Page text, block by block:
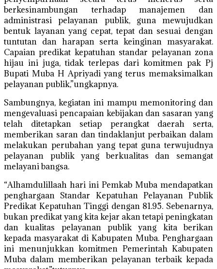
berkesinambungan terhadap manajemen dan
administrasi pelayanan publik, guna mewujudkan
bentuk layanan yang cepat, tepat dan sesuai dengan
tuntutan dan harapan serta keinginan masyarakat.
Capaian predikat kepatuhan standar pelayanan zona
hijau ini juga, tidak terlepas dari komitmen pak Pj
Bupati Muba H Apriyadi yang terus memaksimalkan
pelayanan publik,”ungkapnya.
Sambungnya, kegiatan ini mampu memonitoring dan
mengevaluasi pencapaian kebijakan dan sasaran yang
telah ditetapkan setiap perangkat daerah serta,
memberikan saran dan tindaklanjut perbaikan dalam
melakukan perubahan yang tepat guna terwujudnya
pelayanan publik yang berkualitas dan semangat
melayani bangsa.
“Alhamdulillaah hari ini Pemkab Muba mendapatkan
penghargaan Standar Kepatuhan Pelayanan Publik
Predikat Kepatuhan Tinggi dengan 81.95. Sebenarnya,
bukan predikat yang kita kejar akan tetapi peningkatan
dan kualitas pelayanan publik yang kita berikan
kepada masyarakat di Kabupaten Muba. Penghargaan
ini menunjukkan komitmen Pemerintah Kabupaten
Muba dalam memberikan pelayanan terbaik kepada